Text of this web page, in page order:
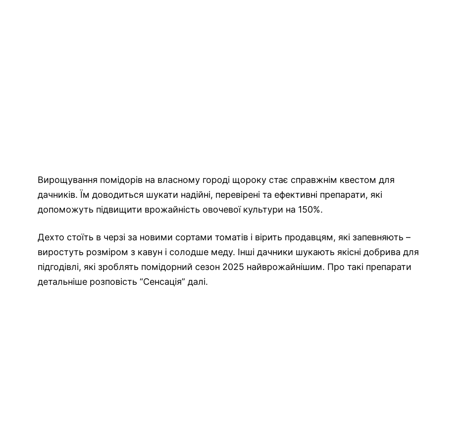
Вирощування помідорів на власному городі щороку стає справжнім квестом для
дачників. Їм доводиться шукати надійні, перевірені та ефективні препарати, які
допоможуть підвищити врожайність овочевої культури на 150%.
Дехто стоїть в черзі за новими сортами томатів і вірить продавцям, які запевняють –
виростуть розміром з кавун і солодше меду. Інші дачники шукають якісні добрива для
підгодівлі, які зроблять помідорний сезон 2025 найврожайнішим. Про такі препарати
детальніше розповість “Сенсація” далі.